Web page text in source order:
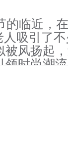
临近，
吸引了
风扬起
时尚潮